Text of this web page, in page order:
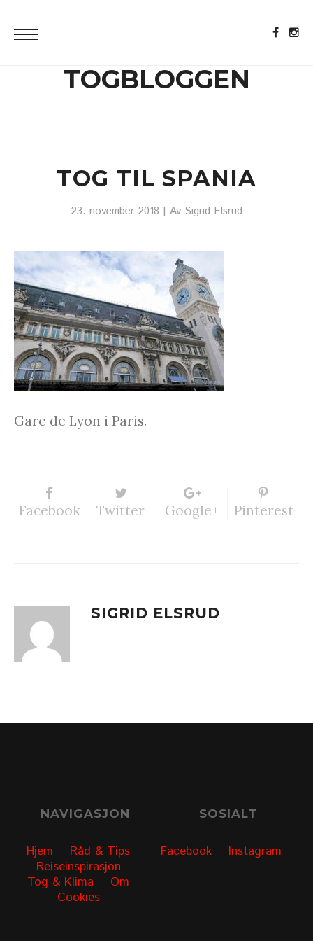
TOGBLOGGEN
TOG TIL SPANIA
23. november 2018 | Av Sigrid Elsrud
Gare de Lyon i Paris.
Facebook Twitter Google+ Pinterest
SIGRID ELSRUD
NAVIGASJON
Hjem
Råd & Tips
Reiseinspirasjon
Tog & Klima
Om
Cookies
SOSIALT
Facebook Instagram